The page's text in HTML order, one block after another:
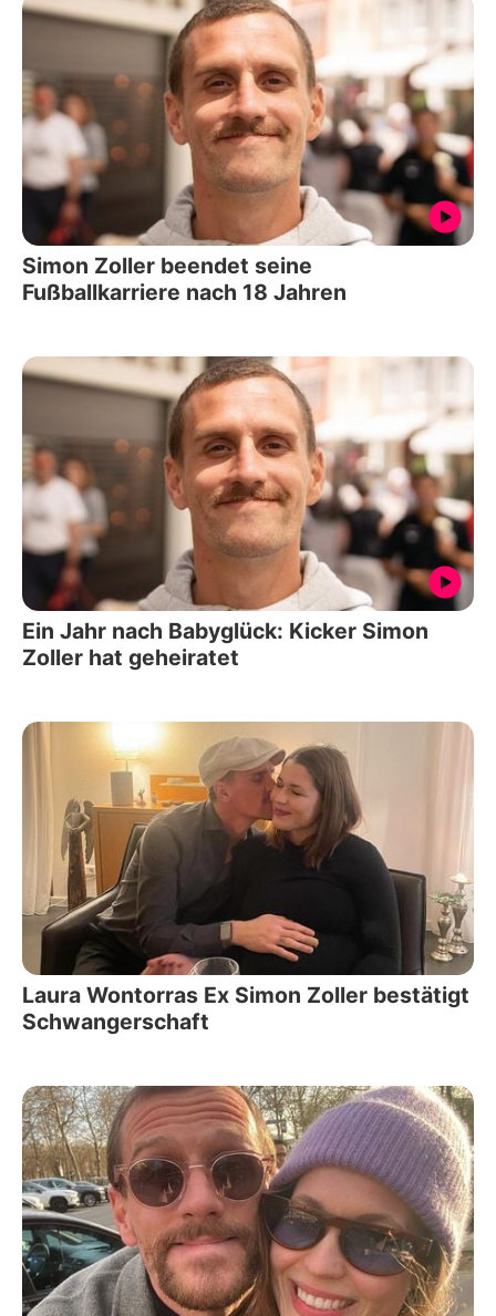
Simon Zoller beendet seine
Fußballkarriere nach 18 Jahren
Ein Jahr nach Babyglück: Kicker Simon
Zoller hat geheiratet
Laura Wontorras Ex Simon Zoller bestätigt
Schwangerschaft